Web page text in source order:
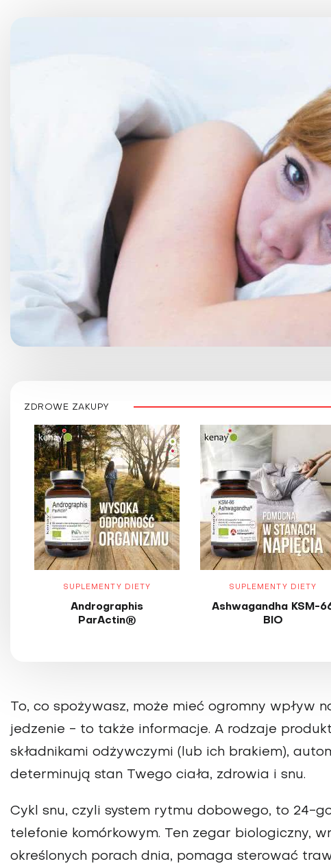
ZDROWE ZAKUPY
SUPLEMENTY DIETY
Andrographis
ParActin®
SUPLEMENTY DIETY
Ashwagandha KSM-
BIO
To, co spożywasz, może mieć ogromny wpływ
jedzenie - to także informacje. A rodzaje
składnikami odżywczymi (lub ich brakiem),
determinują stan Twego ciała, zdrowia i snu.
Cykl snu, czyli system rytmu dobowego, to 24-
telefonie komórkowym. Ten zegar biologiczny,
określonych porach dnia, pomaga sterować